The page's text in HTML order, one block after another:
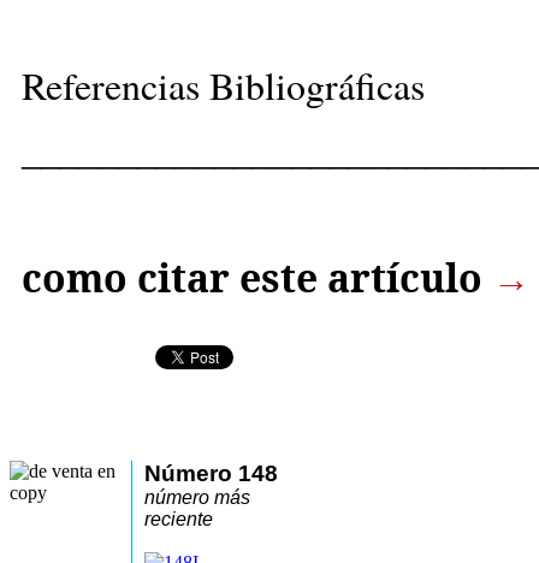
Referencias Bibliográficas
como citar este artículo →
Número 148
número más
reciente